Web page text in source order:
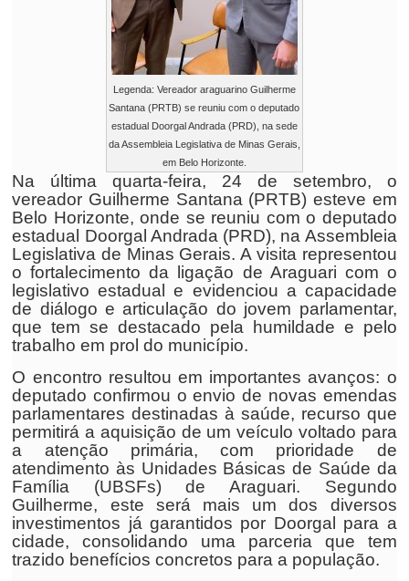
Legenda: Vereador araguarino Guilherme
Santana (PRTB) se reuniu com o deputado
estadual Doorgal Andrada (PRD), na sede
da Assembleia Legislativa de Minas Gerais,
em Belo Horizonte.
Na última quarta-feira, 24 de setembro, o
vereador Guilherme Santana (PRTB) esteve em
Belo Horizonte, onde se reuniu com o deputado
estadual Doorgal Andrada (PRD), na Assembleia
Legislativa de Minas Gerais. A visita representou
o fortalecimento da ligação de Araguari com o
legislativo estadual e evidenciou a capacidade
de diálogo e articulação do jovem parlamentar,
que tem se destacado pela humildade e pelo
trabalho em prol do município.
O encontro resultou em importantes avanços: o
deputado confirmou o envio de novas emendas
parlamentares destinadas à saúde, recurso que
permitirá a aquisição de um veículo voltado para
a atenção primária, com prioridade de
atendimento às Unidades Básicas de Saúde da
Família (UBSFs) de Araguari. Segundo
Guilherme, este será mais um dos diversos
investimentos já garantidos por Doorgal para a
cidade, consolidando uma parceria que tem
trazido benefícios concretos para a população.